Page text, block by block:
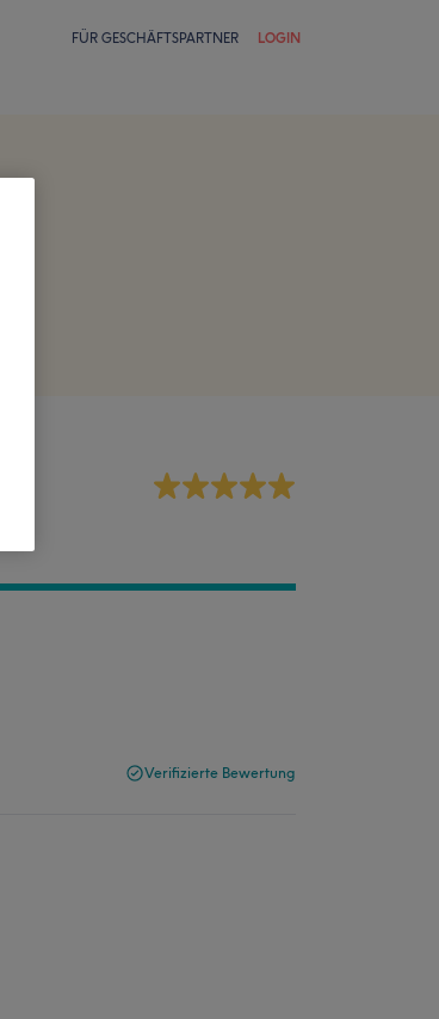
FÜR GESCHÄFTSPARTNER LOGIN
Verifizierte Bewertung